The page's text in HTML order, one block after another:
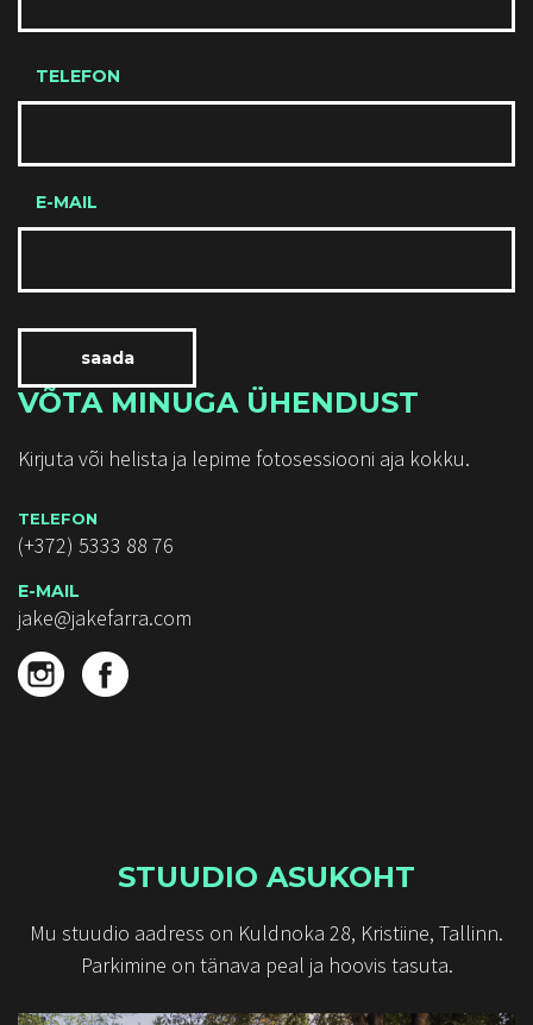
TELEFON
E-MAIL
VÕTA MINUGA ÜHENDUST
Kirjuta või helista ja lepime fotosessiooni aja kokku.
TELEFON
(+372) 5333 88 76
E-MAIL
jake@jakefarra.com
STUUDIO ASUKOHT
Mu stuudio aadress on Kuldnoka 28, Kristiine, Tallinn.
Parkimine on tänava peal ja hoovis tasuta.